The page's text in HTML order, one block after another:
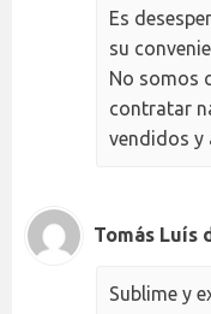
Es
su
No somos
contratar
vendidos y
Tomás Luís
Sublime y